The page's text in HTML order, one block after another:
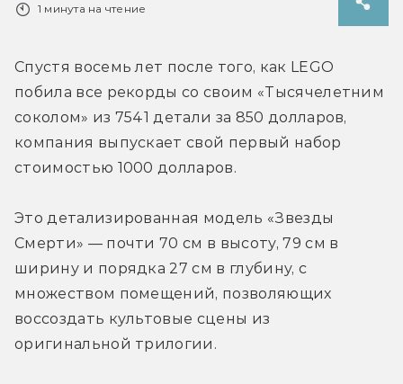
1 минута на чтение
Спустя восемь лет после того, как LEGO
побила все рекорды со своим «Тысячелетним
соколом» из 7541 детали за 850 долларов,
компания выпускает свой первый набор
стоимостью 1000 долларов.
Это детализированная модель «Звезды
Смерти» — почти 70 см в высоту, 79 см в
ширину и порядка 27 см в глубину, с
множеством помещений, позволяющих
воссоздать культовые сцены из
оригинальной трилогии.